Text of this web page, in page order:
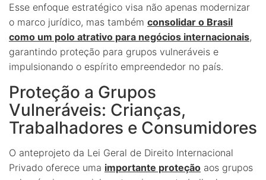
Esse enfoque estratégico visa não apenas modernizar
o marco jurídico, mas também consolidar o Brasil
como um polo atrativo para negócios internacionais,
garantindo proteção para grupos vulneráveis e
impulsionando o espírito empreendedor no país.
Proteção a Grupos
Vulneráveis: Crianças,
Trabalhadores e Consumidores
O anteprojeto da Lei Geral de Direito Internacional
Privado oferece uma importante proteção aos grupos